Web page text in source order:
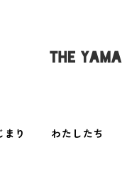
まり わたしたち